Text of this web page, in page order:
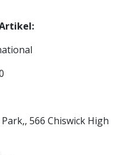
566 Chiswick High